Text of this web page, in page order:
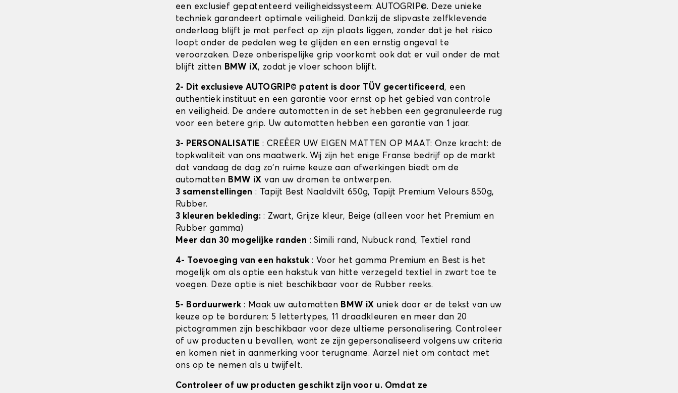
een exclusief gepatenteerd veiligheidssysteem: AUTOGRIP©. Deze unieke
techniek garandeert optimale veiligheid. Dankzij de slipvaste zelfklevende
onderlaag blijft je mat perfect op zijn plaats liggen, zonder dat je het risico
loopt onder de pedalen weg te glijden en een ernstig ongeval te
veroorzaken. Deze onberispelijke grip voorkomt ook dat er vuil onder de mat
blijft zitten BMW iX, zodat je vloer schoon blijft.
2- Dit exclusieve AUTOGRIP© patent is door TÜV gecertificeerd, een
authentiek instituut en een garantie voor ernst op het gebied van controle
en veiligheid. De andere automatten in de set hebben een gegranuleerde rug
voor een betere grip. Uw automatten hebben een garantie van 1 jaar.
3- PERSONALISATIE: CREËER UW EIGEN MATTEN OP MAAT: Onze kracht: de
topkwaliteit van ons maatwerk. Wij zijn het enige Franse bedrijf op de markt
dat vandaag de dag zo'n ruime keuze aan afwerkingen biedt om de
automatten BMW iX van uw dromen te ontwerpen.
3 samenstellingen : Tapijt Best Naaldvilt 650g, Tapijt Premium Velours 850g,
Rubber.
3 kleuren bekleding: : Zwart, Grijze kleur, Beige (alleen voor het Premium en
Rubber gamma)
Meer dan 30 mogelijke randen : Simili rand, Nubuck rand, Textiel rand
4- Toevoeging van een hakstuk : Voor het gamma Premium en Best is het
mogelijk om als optie een hakstuk van hitte verzegeld textiel in zwart toe te
voegen. Deze optie is niet beschikbaar voor de Rubber reeks.
5- Borduurwerk : Maak uw automatten BMW iX uniek door er de tekst van uw
keuze op te borduren: 5 lettertypes, 11 draadkleuren en meer dan 20
pictogrammen zijn beschikbaar voor deze ultieme personalisering. Controleer
of uw producten u bevallen, want ze zijn gepersonaliseerd volgens uw criteria
en komen niet in aanmerking voor terugname. Aarzel niet om contact met
ons op te nemen als u twijfelt.
Controleer of uw producten geschikt zijn voor u. Omdat ze